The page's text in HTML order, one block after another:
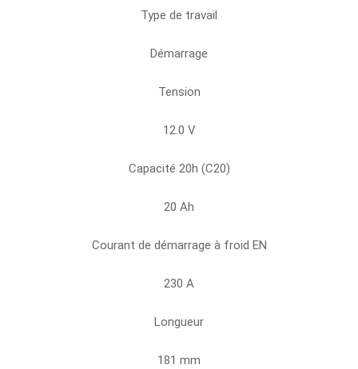
Type de travail
Démarrage
Tension
12.0 V
Capacité 20h (C20)
20 Ah
Courant de démarrage à froid EN
230 A
Longueur
181 mm